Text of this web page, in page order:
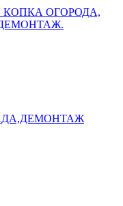
ОГОРОДА,